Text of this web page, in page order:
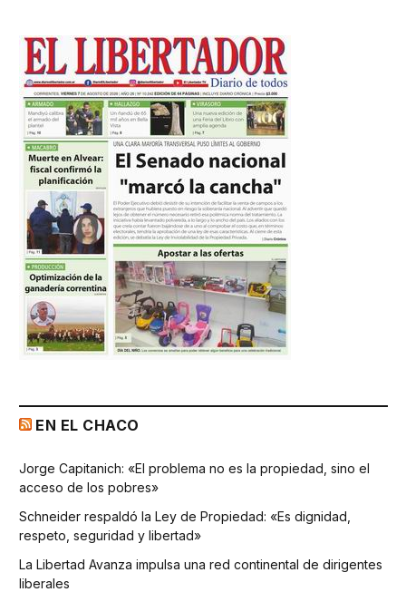
EN EL CHACO
Jorge Capitanich: «El problema no es la propiedad, sino el
acceso de los pobres»
Schneider respaldó la Ley de Propiedad: «Es dignidad,
respeto, seguridad y libertad»
La Libertad Avanza impulsa una red continental de dirigentes
liberales